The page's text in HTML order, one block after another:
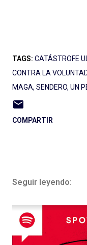
TAGS: CATÁSTROFE
CONTRA LA
MAGA SENDERO UN
COMPARTIR
Seguir leyendo: